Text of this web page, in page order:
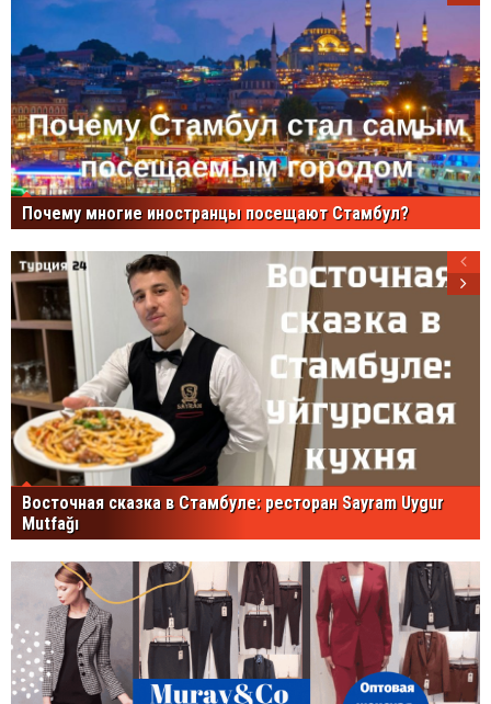
Почему многие иностранцы посещают Стамбул?
Восточная сказка в Стамбуле: ресторан Sayram Uygur
Mutfağı